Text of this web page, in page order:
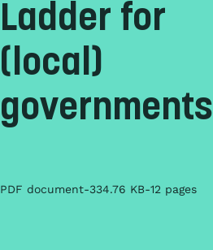
Ladder for
(local)
governments
PDF document 334.76 KB 12 pages